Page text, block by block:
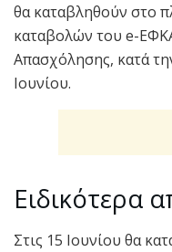
θα καταβληθούν στο
καταβολών του e-
Απασχόλησης, κατά
Ιουνίου.
Ειδικότερα
Στις 15 Ιουνίου θα